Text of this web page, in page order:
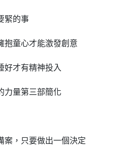
緊的事
抱童心才能激發創意
好才有精神投入
力量第三部簡化
案，只要做出一個決定